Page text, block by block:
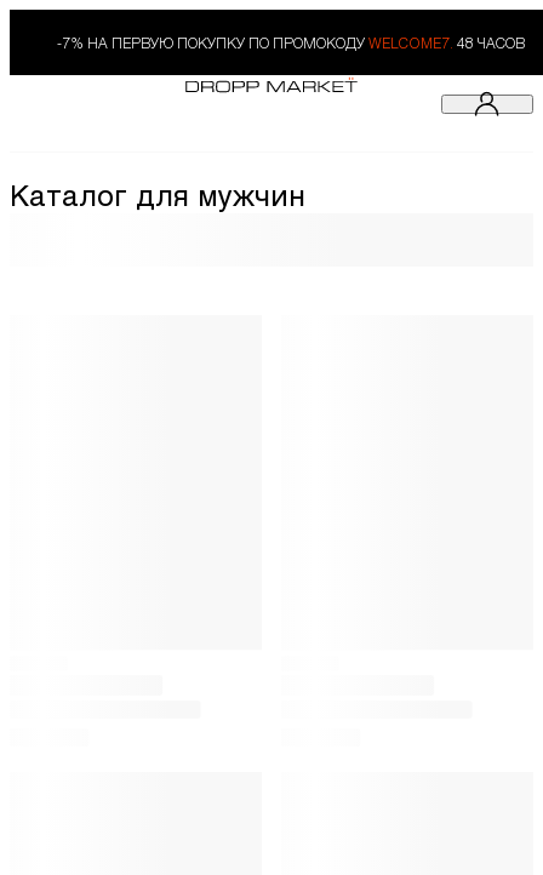
-7% НА ПЕРВУЮ ПОКУПКУ ПО ПРОМОКОДУ WELCOME7. 48 ЧАСОВ
Каталог для мужчин